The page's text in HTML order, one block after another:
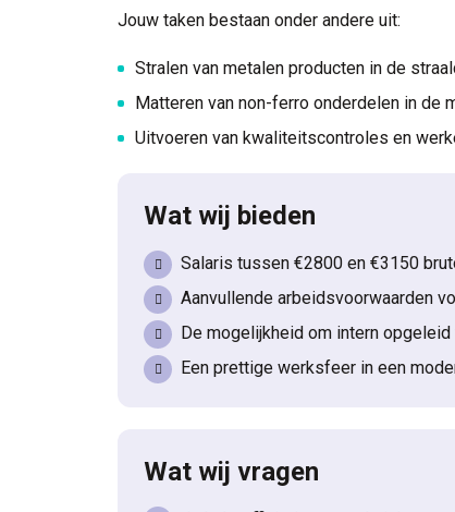
Jouw taken bestaan onder andere uit:
Stralen van metalen producten in de
Matteren van non-ferro onderdelen in de
Uitvoeren van kwaliteitscontroles en
Wat wij bieden
Salaris tussen €2800 en €3150
Aanvullende arbeidsvoorwaarden
De mogelijkheid om intern
Een prettige werksfeer in een
Wat wij vragen